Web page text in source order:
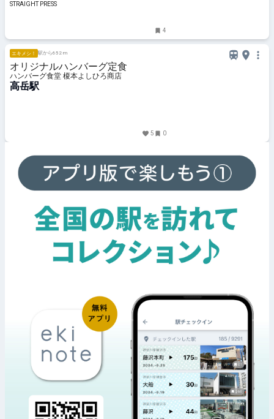
STRAIGHT PRESS
4
エキメシ！ 駅から652 m
オリジナルハンバーグ定食
ハンバーグ食堂 榎本よしひろ商店
高岳駅
5 0